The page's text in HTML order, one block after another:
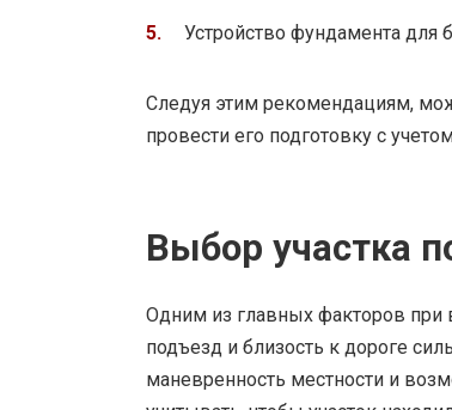
Устройство фундамента для
Следуя этим рекомендациям,
провести его подготовку с
Выбор участка
Одним из главных факторов при
подъезд и близость к дороге
маневренность местности и